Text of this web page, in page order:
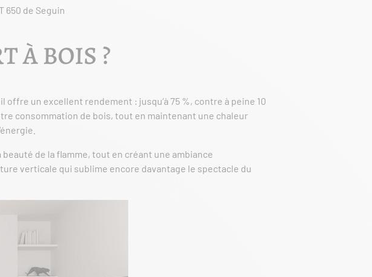
650 de Seguin
À BOIS ?
un excellent rendement : jusqu’à 75 %, contre à peine 10
consommation de bois, tout en maintenant une chaleur
de la flamme, tout en créant une ambiance
verticale qui sublime encore davantage le spectacle du